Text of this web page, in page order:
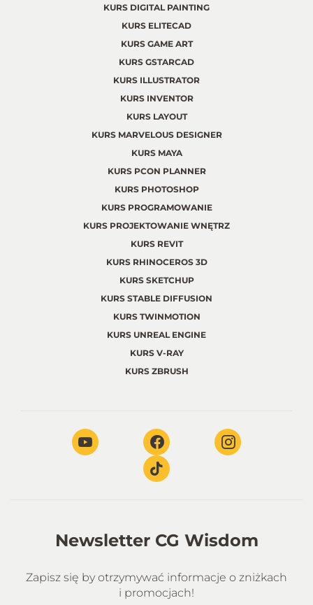
KURS DIGITAL PAINTING
KURS ELITECAD
KURS GAME ART
KURS GSTARCAD
KURS ILLUSTRATOR
KURS INVENTOR
KURS LAYOUT
KURS MARVELOUS DESIGNER
KURS MAYA
KURS PCON PLANNER
KURS PHOTOSHOP
KURS PROGRAMOWANIE
KURS PROJEKTOWANIE WNĘTRZ
KURS REVIT
KURS RHINOCEROS 3D
KURS SKETCHUP
KURS STABLE DIFFUSION
KURS TWINMOTION
KURS UNREAL ENGINE
KURS V-RAY
KURS ZBRUSH
Newsletter CG Wisdom
Zapisz się by otrzymywać informacje o zniżkach
i promocjach!